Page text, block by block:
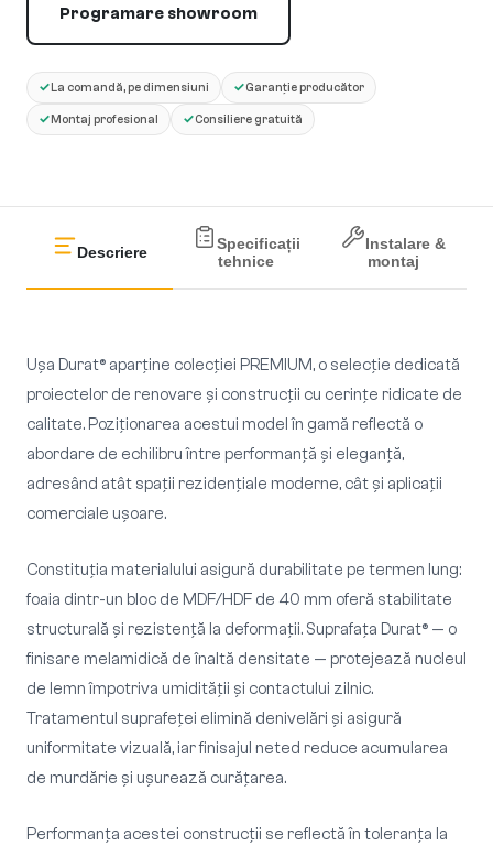
Programare showroom
✓ La comandă, pe dimensiuni ✓Garanție producător
✓ Montaj profesional ✓Consiliere gratuită
Descriere
Specificații
tehnice
Instalare &
montaj
Ușa Durat® aparține colecției PREMIUM, o selecție dedicată
proiectelor de renovare și construcții cu cerințe ridicate de
calitate. Poziționarea acestui model în gamă reflectă o
abordare de echilibru între performanță și eleganță,
adresând atât spații rezidențiale moderne, cât și aplicații
comerciale ușoare.
Constituția materialului asigură durabilitate pe termen lung:
foaia dintr-un bloc de MDF/HDF de 40 mm oferă stabilitate
structurală și rezistență la deformații. Suprafața Durat® — o
finisare melamidică de înaltă densitate — protejează nucleul
de lemn împotriva umidității și contactului zilnic.
Tratamentul suprafeței elimină denivelări și asigură
uniformitate vizuală, iar finisajul neted reduce acumularea
de murdărie și ușurează curățarea.
Performanța acestei construcții se reflectă în toleranța la